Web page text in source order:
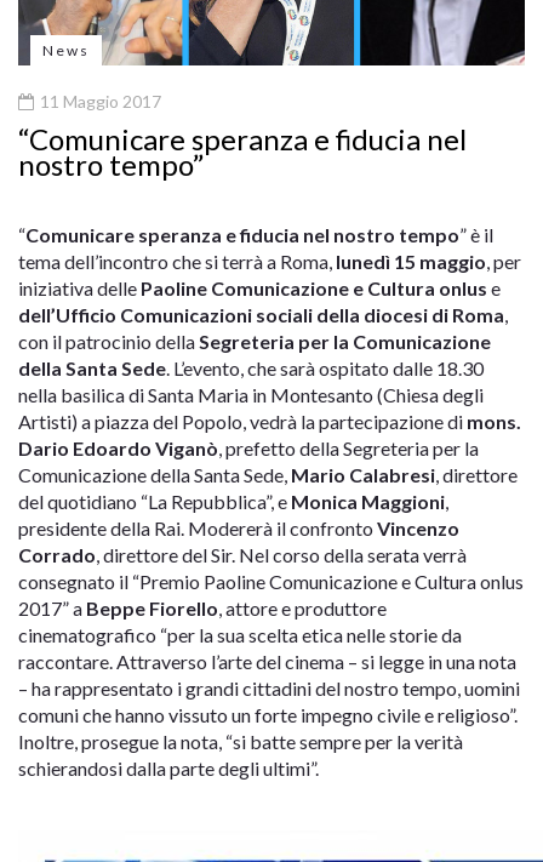
News
11 Maggio 2017
“Comunicare speranza e fiducia nel
nostro tempo”
“Comunicare speranza e fiducia nel nostro tempo” è il
tema dell’incontro che si terrà a Roma, lunedì 15 maggio, per
iniziativa delle Paoline Comunicazione e Cultura onlus e
dell’Ufficio Comunicazioni sociali della diocesi di Roma,
con il patrocinio dellaSegreteria per la Comunicazione
della Santa Sede. L’evento, che sarà ospitato dalle 18.30
nella basilica di Santa Maria in Montesanto (Chiesa degli
Artisti) a piazza del Popolo, vedrà la partecipazione di mons.
Dario Edoardo Viganò, prefetto della Segreteria per la
Comunicazione della Santa Sede, Mario Calabresi, direttore
del quotidiano “La Repubblica”, e Monica Maggioni,
presidente della Rai. Modererà il confronto Vincenzo
Corrado, direttore del Sir. Nel corso della serata verrà
consegnato il “Premio Paoline Comunicazione e Cultura onlus
2017” a Beppe Fiorello, attore e produttore
cinematografico “per la sua scelta etica nelle storie da
raccontare. Attraverso l’arte del cinema – si legge in una nota
– ha rappresentato i grandi cittadini del nostro tempo, uomini
comuni che hanno vissuto un forte impegno civile e religioso”.
Inoltre, prosegue la nota, “si batte sempre per la verità
schierandosi dalla parte degli ultimi”.